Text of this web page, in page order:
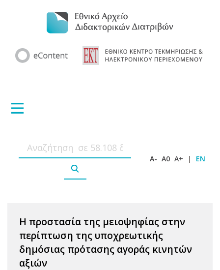
A- A0 A+ | EN
Η προστασία της μειοψηφίας στην
περίπτωση της υποχρεωτικής
δημόσιας πρότασης αγοράς κινητών
αξιών